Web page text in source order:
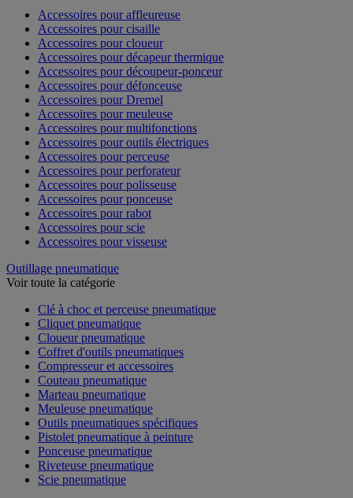
Accessoires pour affleureuse
Accessoires pour cisaille
Accessoires pour cloueur
Accessoires pour décapeur thermique
Accessoires pour découpeur-ponceur
Accessoires pour défonceuse
Accessoires pour Dremel
Accessoires pour meuleuse
Accessoires pour multifonctions
Accessoires pour outils électriques
Accessoires pour perceuse
Accessoires pour perforateur
Accessoires pour polisseuse
Accessoires pour ponceuse
Accessoires pour rabot
Accessoires pour scie
Accessoires pour visseuse
Outillage pneumatique
Voir toute la catégorie
Clé à choc et perceuse pneumatique
Cliquet pneumatique
Cloueur pneumatique
Coffret d'outils pneumatiques
Compresseur et accessoires
Couteau pneumatique
Marteau pneumatique
Meuleuse pneumatique
Outils pneumatiques spécifiques
Pistolet pneumatique à peinture
Ponceuse pneumatique
Riveteuse pneumatique
Scie pneumatique